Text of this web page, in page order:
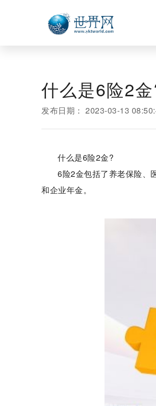
什么是​6险2
发布日期： 2023-03-13
什么是​6险2金?
6险2金包括了养老保险、
和企业年金。